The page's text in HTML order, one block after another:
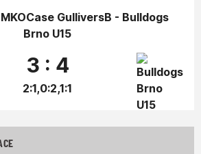
GulliversB - Bulldogs
Brno U15
3 : 4
2:1,0:2,1:1